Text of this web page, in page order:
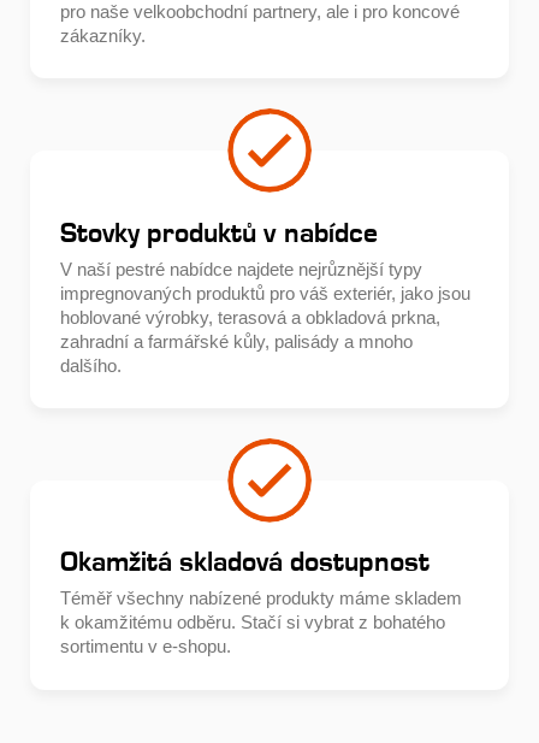
pro naše velkoobchodní partnery, ale i pro koncové
zákazníky.
Stovky produktů v nabídce
V naší pestré nabídce najdete nejrůznější typy
impregnovaných produktů pro váš exteriér, jako jsou
hoblované výrobky, terasová a obkladová prkna,
zahradní a farmářské kůly, palisády a mnoho
dalšího.
Okamžitá skladová dostupnost
Téměř všechny nabízené produkty máme skladem
k okamžitému odběru. Stačí si vybrat z bohatého
sortimentu v e-shopu.